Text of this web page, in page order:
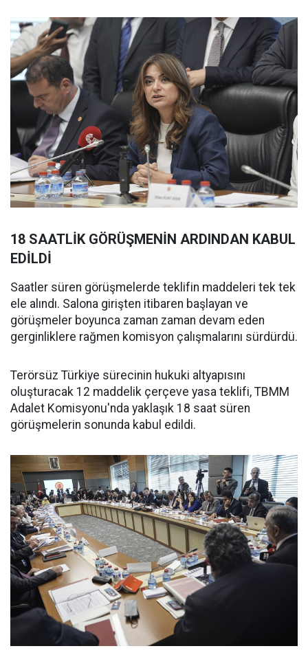
18 SAATLİK GÖRÜŞMENİN ARDINDAN KABUL
EDİLDİ
Saatler süren görüşmelerde teklifin maddeleri tek tek
ele alındı. Salona girişten itibaren başlayan ve
görüşmeler boyunca zaman zaman devam eden
gerginliklere rağmen komisyon çalışmalarını sürdürdü.
Terörsüz Türkiye sürecinin hukuki altyapısını
oluşturacak 12 maddelik çerçeve yasa teklifi, TBMM
Adalet Komisyonu'nda yaklaşık 18 saat süren
görüşmelerin sonunda kabul edildi.